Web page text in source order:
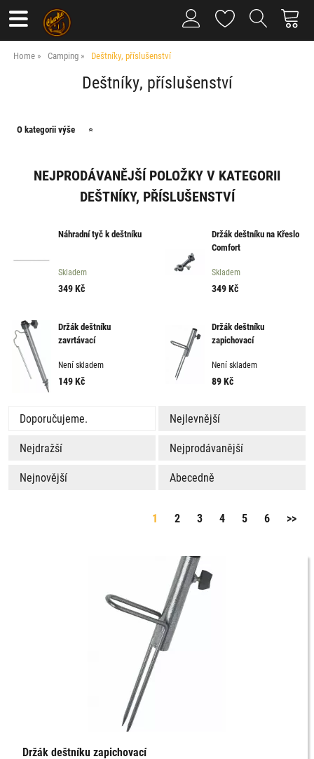
Home Camping Deštníky, příslušenství
Deštníky, příslušenství
O kategorii výše
NEJPRODÁVANĚJŠÍ POLOŽKY V KATEGORII
DEŠTNÍKY, PŘÍSLUŠENSTVÍ
Náhradní tyč k deštníku
Skladem
349Kč
Držák deštníku na Křeslo
Comfort
Skladem
349Kč
Držák deštníku
zavrtávací
Není skladem
149Kč
Držák deštníku
zapichovací
Není skladem
89Kč
Doporučujeme.
Nejlevnější
Nejdražší
Nejprodávanější
Nejnovější
Abecedně
1 2 3 4 5 6 >>
Držák deštníku zapichovací